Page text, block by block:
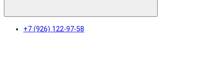
+7 (926) 122-97-58